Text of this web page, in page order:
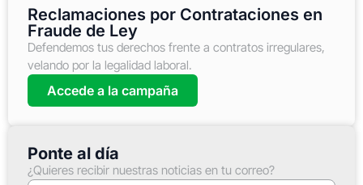
Reclamaciones por Contrataciones en
Fraude de Ley
Defendemos tus derechos frente a contratos irregulares,
velando por la legalidad laboral.
Accede a la campaña
Ponte al día
¿Quieres recibir nuestras noticias en tu correo?